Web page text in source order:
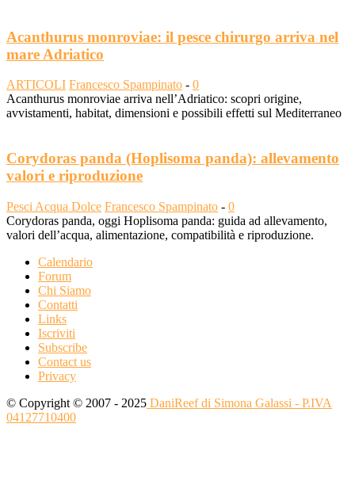
Acanthurus monroviae: il pesce chirurgo arriva nel
mare Adriatico
ARTICOLI Francesco Spampinato - 0
Acanthurus monroviae arriva nell’Adriatico: scopri origine,
avvistamenti, habitat, dimensioni e possibili effetti sul Mediterraneo
Corydoras panda (Hoplisoma panda): allevamento
valori e riproduzione
Pesci Acqua Dolce Francesco Spampinato - 0
Corydoras panda, oggi Hoplisoma panda: guida ad allevamento,
valori dell’acqua, alimentazione, compatibilità e riproduzione.
Calendario
Forum
Chi Siamo
Contatti
Links
Iscriviti
Subscribe
Contact us
Privacy
© Copyright © 2007 - 2025 DaniReef di Simona Galassi - P.IVA
04127710400